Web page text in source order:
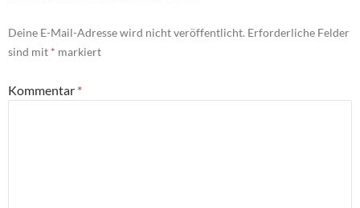
Deine E-Mail-Adresse wird nicht veröffentlicht. Erforderliche Felder
sind mit * markiert
Kommentar *